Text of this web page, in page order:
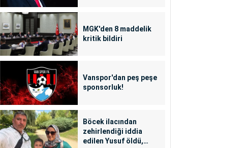
MGK'den 8 maddelik
kritik bildiri
Vanspor'dan peş peşe
sponsorluk!
Böcek ilacından
zehirlendiği iddia
edilen Yusuf öldü,